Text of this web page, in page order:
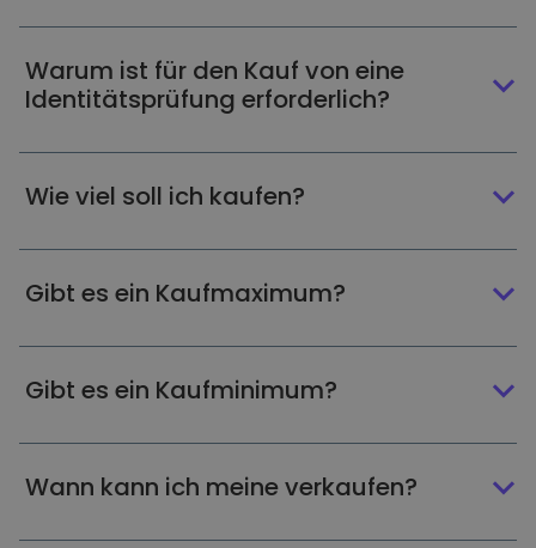
Warum ist für den Kauf von eine
Identitätsprüfung erforderlich?
Wie viel soll ich kaufen?
Gibt es ein Kaufmaximum?
Gibt es ein Kaufminimum?
Wann kann ich meine verkaufen?